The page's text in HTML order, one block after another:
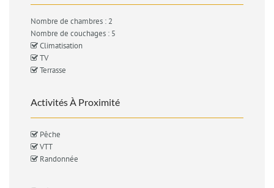
Nombre de chambres : 2
Nombre de couchages : 5
Climatisation
TV
Terrasse
Activités À Proximité
Pêche
VTT
Randonnée